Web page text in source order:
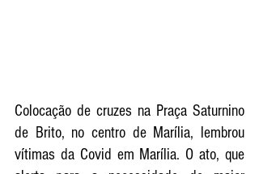
Colocação de cruzes na Praça Saturnino
de Brito, no centro de Marília, lembrou
vítimas da Covid em Marília. O ato, que